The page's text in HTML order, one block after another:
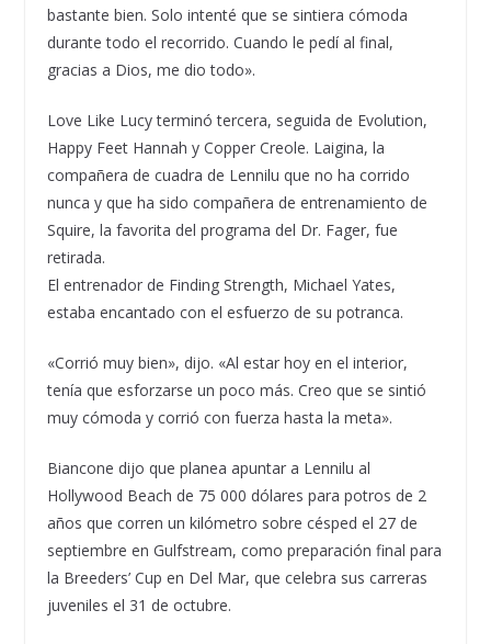
bastante bien. Solo intenté que se sintiera cómoda
durante todo el recorrido. Cuando le pedí al final,
gracias a Dios, me dio todo».
Love Like Lucy terminó tercera, seguida de Evolution,
Happy Feet Hannah y Copper Creole. Laigina, la
compañera de cuadra de Lennilu que no ha corrido
nunca y que ha sido compañera de entrenamiento de
Squire, la favorita del programa del Dr. Fager, fue
retirada.
El entrenador de Finding Strength, Michael Yates,
estaba encantado con el esfuerzo de su potranca.
«Corrió muy bien», dijo. «Al estar hoy en el interior,
tenía que esforzarse un poco más. Creo que se sintió
muy cómoda y corrió con fuerza hasta la meta».
Biancone dijo que planea apuntar a Lennilu al
Hollywood Beach de 75 000 dólares para potros de 2
años que corren un kilómetro sobre césped el 27 de
septiembre en Gulfstream, como preparación final para
la Breeders’ Cup en Del Mar, que celebra sus carreras
juveniles el 31 de octubre.